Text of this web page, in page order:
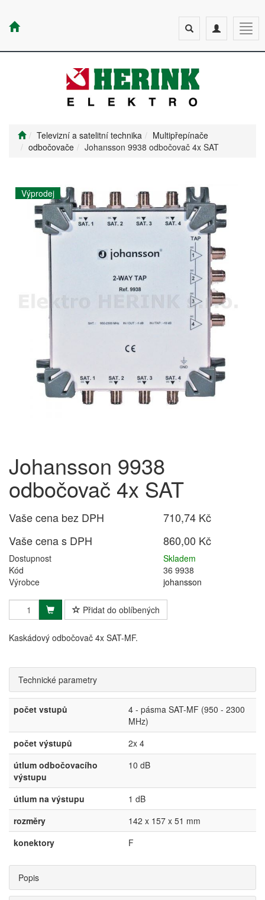
Toggle
navigation
Toggle
search
Televizní a satelitní technika
Multipřepínače
odbočovače
Johansson 9938 odbočovač 4x SAT
Výprodej
Johansson 9938
odbočovač 4x SAT
Vaše cena bez DPH
710,74 Kč
Vaše cena s DPH
860,00 Kč
Dostupnost
Skladem
Kód
36 9938
Výrobce
johansson
Přidat do oblíbených
Kaskádový odbočovač 4x SAT-MF.
Technické parametry
počet vstupů
4 - pásma SAT-MF (950 - 2300
MHz)
počet výstupů
2x 4
útlum odbočovacího
výstupu
10 dB
útlum na výstupu
1 dB
rozměry
142 x 157 x 51 mm
konektory
F
Popis